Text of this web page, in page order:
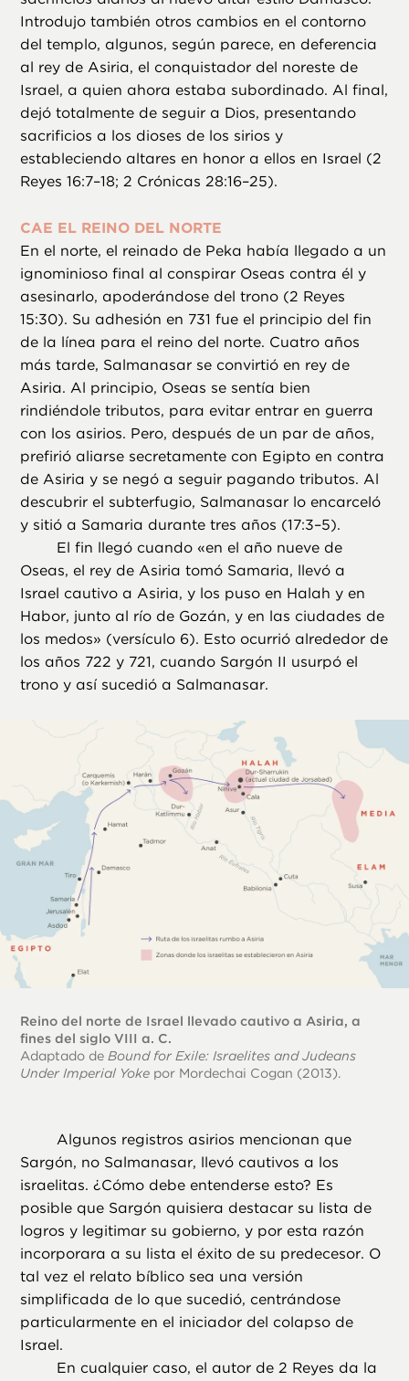
Introdujo también otros cambios en el contorno
del templo, algunos, según parece, en deferencia
al rey de Asiria, el conquistador del noreste de
Israel, a quien ahora estaba subordinado. Al final,
dejó totalmente de seguir a Dios, presentando
sacrificios a los dioses de los sirios y
estableciendo altares en honor a ellos en Israel (2
Reyes 16:7–18; 2 Crónicas 28:16–25).
CAE EL REINO DEL NORTE
En el norte, el reinado de Peka había llegado a un
ignominioso final al conspirar Oseas contra él y
asesinarlo, apoderándose del trono (2 Reyes
15:30). Su adhesión en 731 fue el principio del fin
de la línea para el reino del norte. Cuatro años
más tarde, Salmanasar se convirtió en rey de
Asiria. Al principio, Oseas se sentía bien
rindiéndole tributos, para evitar entrar en guerra
con los asirios. Pero, después de un par de años,
prefirió aliarse secretamente con Egipto en contra
de Asiria y se negó a seguir pagando tributos. Al
descubrir el subterfugio, Salmanasar lo encarceló
y sitió a Samaria durante tres años (17:3–5).
El fin llegó cuando «en el año nueve de
Oseas, el rey de Asiria tomó Samaria, llevó a
Israel cautivo a Asiria, y los puso en Halah y en
Habor, junto al río de Gozán, y en las ciudades de
los medos» (versículo 6). Esto ocurrió alrededor de
los años 722 y 721, cuando Sargón II usurpó el
trono y así sucedió a Salmanasar.
Reino del norte de Israel llevado cautivo a Asiria, a
fines del siglo VIII a. C.
Adaptado de Bound for Exile: Israelites and Judeans
Under Imperial Yoke por Mordechai Cogan (2013).
Algunos registros asirios mencionan que
Sargón, no Salmanasar, llevó cautivos a los
israelitas. ¿Cómo debe entenderse esto? Es
posible que Sargón quisiera destacar su lista de
logros y legitimar su gobierno, y por esta razón
incorporara a su lista el éxito de su predecesor. O
tal vez el relato bíblico sea una versión
simplificada de lo que sucedió, centrándose
particularmente en el iniciador del colapso de
Israel.
En cualquier caso, el autor de 2 Reyes da la